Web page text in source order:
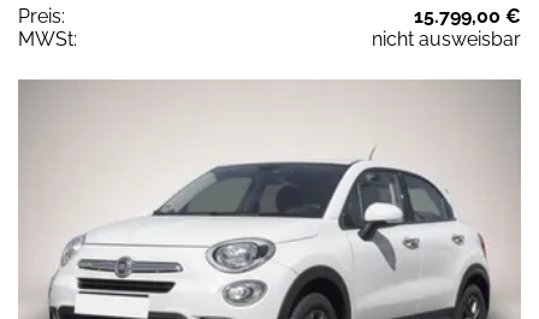
Preis:
15.799,00 €
MWSt:
nicht ausweisbar